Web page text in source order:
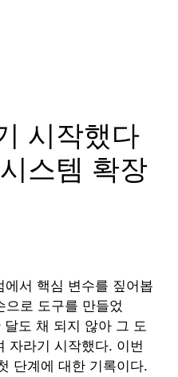
시작했다
스템 확장
서 핵심 변수를 짚어봅
으로 도구를 만들었
도 채 되지 않아 그 도
자라기 시작했다. 이번
단계에 대한 기록이다.